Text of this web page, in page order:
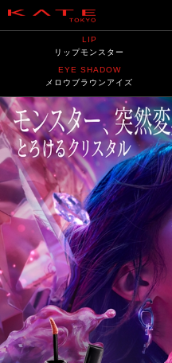
LIP
リップモンスター
EYE SHADOW
メロウブラウンアイズ